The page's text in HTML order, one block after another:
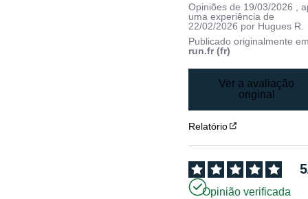
Opiniões de 19/03/2026
,
uma experiência de
22/02/2026 por Hugues R.
Publicado originalmente
run.fr (fr)
Ver a avaliação
original
Relatório
5
Opinião verificada